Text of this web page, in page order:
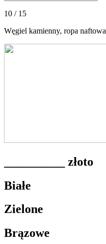
10 / 15
Węgiel kamienny, ropa naftowa
__________ złoto
Białe
Zielone
Brązowe